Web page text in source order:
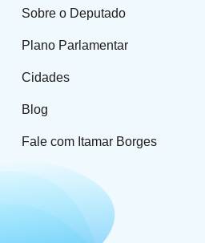
Sobre o Deputado
Plano Parlamentar
Cidades
Blog
Fale com Itamar Borges